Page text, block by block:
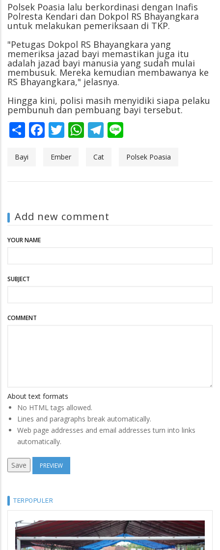
Polsek Poasia lalu berkordinasi dengan Inafis
Polresta Kendari dan Dokpol RS Bhayangkara
untuk melakukan pemeriksaan di TKP.
"Petugas Dokpol RS Bhayangkara yang
memeriksa jazad bayi memastikan juga itu
adalah jazad bayi manusia yang sudah mulai
membusuk. Mereka kemudian membawanya ke
RS Bhayangkara," jelasnya.
Hingga kini, polisi masih menyidiki siapa pelaku
pembunuh dan pembuang bayi tersebut.
ShareFacebook
Twitter
WhatsApp
Telegram
Bayi Ember Cat Polsek Poasia
Add new comment
YOUR NAME
SUBJECT
COMMENT
About text formats
No HTML tags allowed.
Lines and paragraphs break automatically.
Web page addresses and email addresses turn into links
automatically.
TERPOPULER